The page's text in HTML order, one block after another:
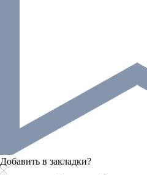
Добавить в закладки?